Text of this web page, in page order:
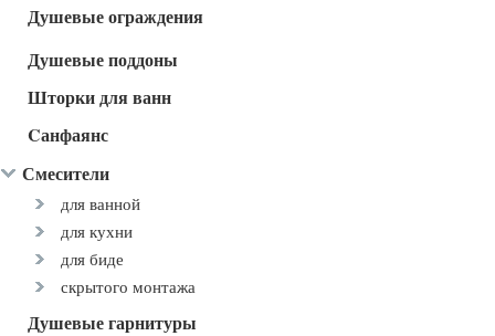
Душевые ограждения
Душевые поддоны
Шторки для ванн
Cанфаянс
Смесители
для ванной
для кухни
для биде
скрытого монтажа
Душевые гарнитуры